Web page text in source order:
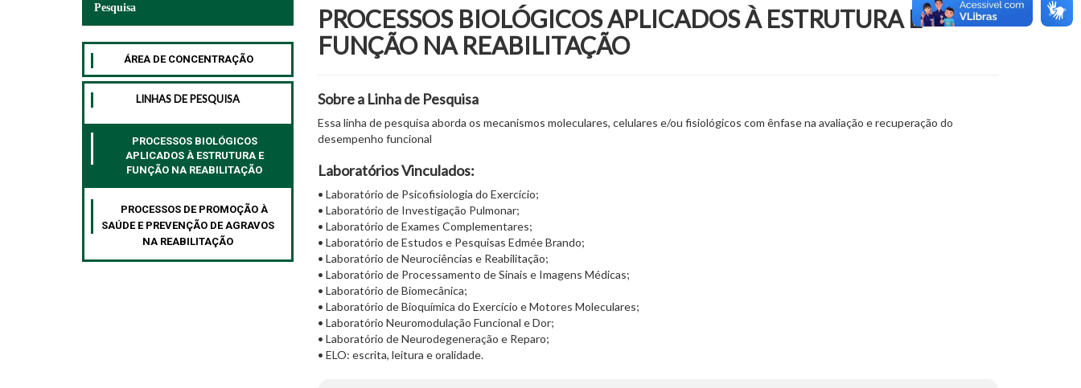
Pesquisa
ÁREA DE CONCENTRAÇÃO
LINHAS DE PESQUISA
PROCESSOS BIOLÓGICOS
APLICADOS À ESTRUTURA E
FUNÇÃO NA REABILITAÇÃO
PROCESSOS DE PROMOÇÃO À
SAÚDE E PREVENÇÃO DE AGRAVOS
NA REABILITAÇÃO
PROCESSOS BIOLÓGICOS APLICADOS À ESTRUTURA E
FUNÇÃO NA REABILITAÇÃO
Sobre a Linha de Pesquisa
Essa linha de pesquisa aborda os mecanismos moleculares, celulares e/ou fisiológicos com ênfase na avaliação e recuperação do
desempenho funcional
Laboratórios Vinculados:
• Laboratório de Psicofisiologia do Exercício;
• Laboratório de Investigação Pulmonar;
• Laboratório de Exames Complementares;
• Laboratório de Estudos e Pesquisas Edmée Brando;
• Laboratório de Neurociências e Reabilitação;
• Laboratório de Processamento de Sinais e Imagens Médicas;
• Laboratório de Biomecânica;
• Laboratório de Bioquímica do Exercício e Motores Moleculares;
• Laboratório Neuromodulação Funcional e Dor;
• Laboratório de Neurodegeneração e Reparo;
• ELO: escrita, leitura e oralidade.